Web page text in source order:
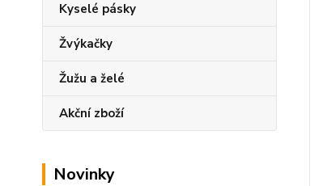
Kyselé pásky
Žvýkačky
Žužu a želé
Akční zboží
Novinky